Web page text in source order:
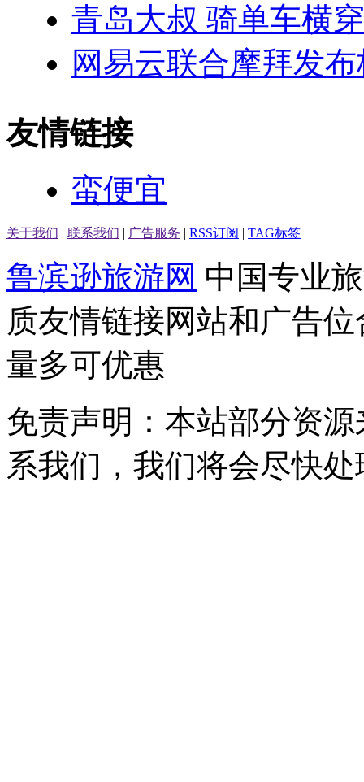
青岛大叔 骑单车横
网易云联合摩拜发
友情链接
蛮便宜
关于我们 | 联系我们 | 广告服务 | RSS订阅 | TAG标签
鲁滨逊旅游网 中国专业
质友情链接网站和广告
量多可优惠
免责声明：本站部分资
系我们，我们将会尽快